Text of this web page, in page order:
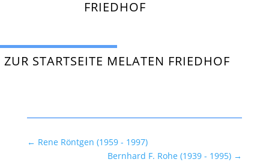
FRIEDHOF
ZUR STARTSEITE MELATEN FRIEDHOF
← Rene Röntgen (1959 - 1997)
Bernhard F. Rohe (1939 - 1995) →